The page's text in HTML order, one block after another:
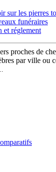
sur les pierres
funéraires
et réglement
proches de
par ville ou